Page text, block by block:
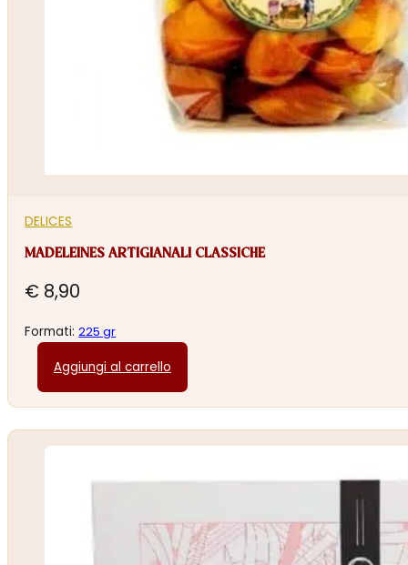
DELICES
MADELEINES ARTIGIANALI CLASSICHE
€ 8,90
Formati:225 gr
Aggiungi al carrello